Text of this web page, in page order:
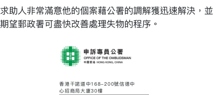
求助人非常滿意他的個案藉公署的調解獲迅速解決，並
期望郵政署可盡快改善處理失物的程序。
香港干諾道中168-200號信德中
心招商局大廈30樓